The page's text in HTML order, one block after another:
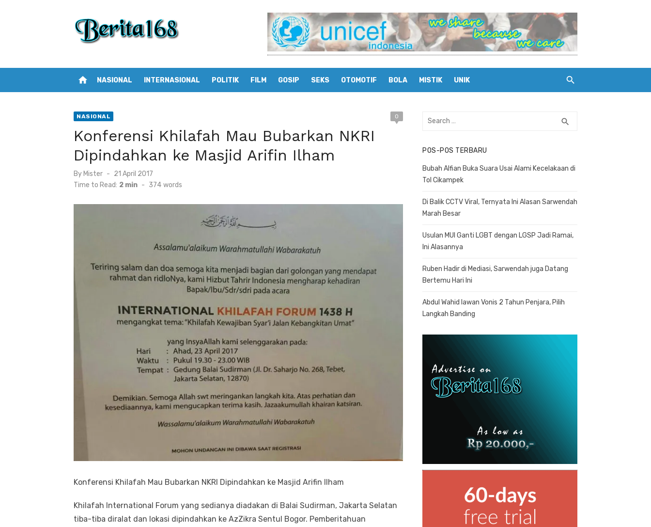
home NASIONAL INTERNASIONAL POLITIK FILM GOSIP SEKS OTOMOTIF BOLA MISTIK UNIK
NASIONAL 0
Konferensi Khilafah Mau Bubarkan NKRI
Dipindahkan ke Masjid Arifin Ilham
By Mister
Posted
on
21 April 2017
Time to Read: 2 min - 374 words
Konferensi Khilafah Mau Bubarkan NKRI Dipindahkan ke Masjid Arifin Ilham
Khilafah International Forum yang sedianya diadakan di Balai Sudirman, Jakarta Selatan
tiba-tiba diralat dan lokasi dipindahkan ke AzZikra Sentul Bogor. Pemberitahuan
Search
search
POS-POS TERBARU
Bubah Alfian Buka Suara Usai Alami Kecelakaan di
Tol Cikampek
Di Balik CCTV Viral, Ternyata Ini Alasan Sarwendah
Marah Besar
Usulan MUI Ganti LGBT dengan LGSP Jadi Ramai,
Ini Alasannya
Ruben Hadir di Mediasi, Sarwendah juga Datang
Bertemu Hari Ini
Abdul Wahid lawan Vonis 2 Tahun Penjara, Pilih
Langkah Banding